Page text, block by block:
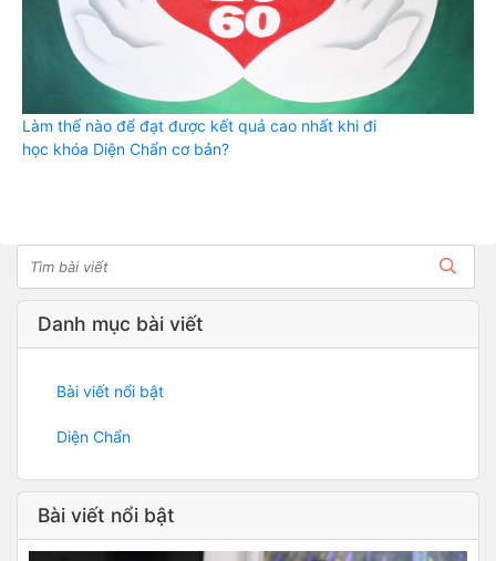
Làm thế nào để đạt được kết quả cao nhất khi đi
học khóa Diện Chẩn cơ bản?
Danh mục bài viết
Bài viết nổi bật
Diện Chẩn
Bài viết nổi bật